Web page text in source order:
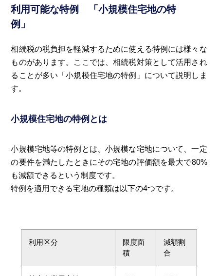
利用可能な特例 「小規模住宅地の特
例」
相続税の税負担を軽減するために使える特例には様々な
ものがあります。ここでは、相続税対策として活用され
ることが多い「小規模住宅地の特例」について説明しま
す。
小規模住宅地の特例とは
小規模宅地等の特例とは、小規模な宅地について、一定
の要件を満たしたときにその宅地の評価額を最大で80%
も減額できるという制度です。
特例を適用できる宅地の種類は以下の4つです。
利用区分
限度面
積
減額割
合